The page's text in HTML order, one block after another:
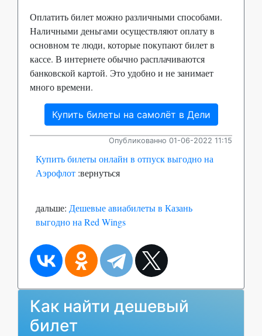
Оплатить билет можно различными способами.
Наличными деньгами осуществляют оплату в
основном те люди, которые покупают билет в
кассе. В интернете обычно расплачиваются
банковской картой. Это удобно и не занимает
много времени.
Купить билеты на самолёт в Дели
Опубликованно 01-06-2022 11:15
Купить билеты онлайн в отпуск выгодно на
Аэрофлот :вернуться
дальше: Дешевые авиабилеты в Казань
выгодно на Red Wings
Как найти дешевый
билет